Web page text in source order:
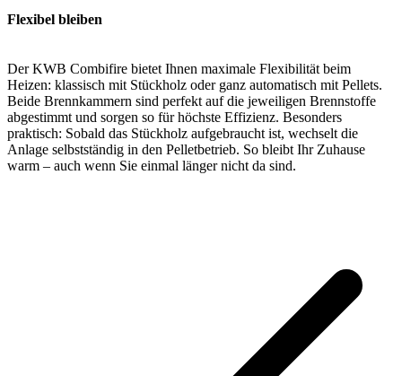
Flexibel bleiben
Der KWB Combifire bietet Ihnen maximale Flexibilität beim
Heizen: klassisch mit Stückholz oder ganz automatisch mit Pellets.
Beide Brennkammern sind perfekt auf die jeweiligen Brennstoffe
abgestimmt und sorgen so für höchste Effizienz. Besonders
praktisch: Sobald das Stückholz aufgebraucht ist, wechselt die
Anlage selbstständig in den Pelletbetrieb. So bleibt Ihr Zuhause
warm – auch wenn Sie einmal länger nicht da sind.